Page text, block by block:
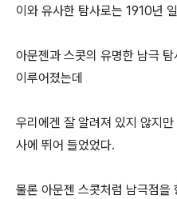
이와 유사한 탐사로는 1910년
아문젠과 스콧의 유명한 남극
이루어졌는데
우리에겐 잘 알려져 있지 않지
사에 뛰어 들었었다.
물론 아문젠 스콧처럼 남극점을